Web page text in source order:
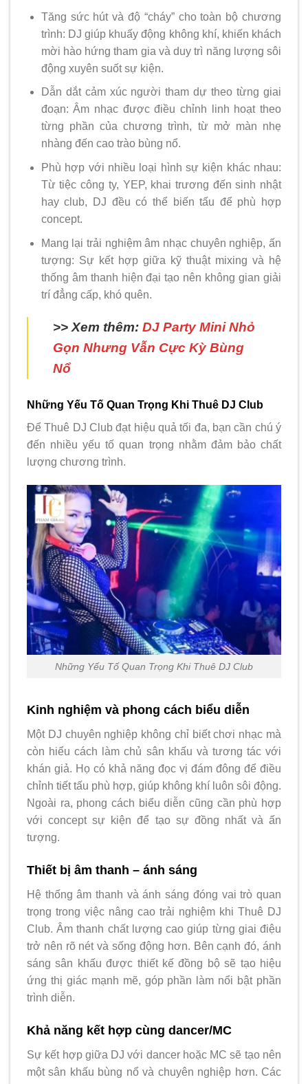
Tăng sức hút và độ “cháy” cho toàn bộ chương
trình: DJ giúp khuấy động không khí, khiến khách
mời hào hứng tham gia và duy trì năng lượng sôi
động xuyên suốt sự kiện.
Dẫn dắt cảm xúc người tham dự theo từng giai
đoạn: Âm nhạc được điều chỉnh linh hoạt theo
từng phần của chương trình, từ mở màn nhẹ
nhàng đến cao trào bùng nổ.
Phù hợp với nhiều loại hình sự kiện khác nhau:
Từ tiệc công ty, YEP, khai trương đến sinh nhật
hay club, DJ đều có thể biến tấu để phù hợp
concept.
Mang lại trải nghiệm âm nhạc chuyên nghiệp, ấn
tượng: Sự kết hợp giữa kỹ thuật mixing và hệ
thống âm thanh hiện đại tạo nên không gian giải
trí đẳng cấp, khó quên.
>> Xem thêm: DJ Party Mini Nhỏ
Gọn Nhưng Vẫn Cực Kỳ Bùng
Nổ
Những Yếu Tố Quan Trọng Khi Thuê DJ Club
Để Thuê DJ Club đạt hiệu quả tối đa, bạn cần chú ý
đến nhiều yếu tố quan trọng nhằm đảm bảo chất
lượng chương trình.
Những Yếu Tố Quan Trọng Khi Thuê DJ Club
Kinh nghiệm và phong cách biểu diễn
Một DJ chuyên nghiệp không chỉ biết chơi nhạc mà
còn hiểu cách làm chủ sân khấu và tương tác với
khán giả. Họ có khả năng đọc vị đám đông để điều
chỉnh tiết tấu phù hợp, giúp không khí luôn sôi động.
Ngoài ra, phong cách biểu diễn cũng cần phù hợp
với concept sự kiện để tạo sự đồng nhất và ấn
tượng.
Thiết bị âm thanh – ánh sáng
Hệ thống âm thanh và ánh sáng đóng vai trò quan
trọng trong việc nâng cao trải nghiệm khi Thuê DJ
Club. Âm thanh chất lượng cao giúp từng giai điệu
trở nên rõ nét và sống động hơn. Bên cạnh đó, ánh
sáng sân khấu được thiết kế đồng bộ sẽ tạo hiệu
ứng thị giác mạnh mẽ, góp phần làm nổi bật phần
trình diễn.
Khả năng kết hợp cùng dancer/MC
Sự kết hợp giữa DJ với dancer hoặc MC sẽ tạo nên
một sân khấu bùng nổ và chuyên nghiệp hơn. Các